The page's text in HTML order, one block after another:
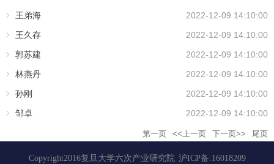
王弟海
2022-12-09 14:10:00
王久存
2022-12-09 14:10:00
郭苏建
2022-12-09 14:10:00
林燕丹
2022-12-09 14:10:00
孙刚
2022-12-09 14:10:00
邹卓
2022-12-09 14:10:00
第一页 <<上一页 下一页>> 尾页
Copyright2016复旦大学六次产业研究院 沪ICP备:16018209